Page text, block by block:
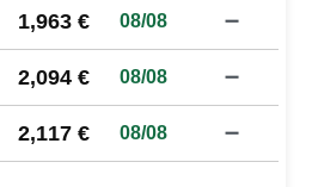
1,963 € 08/08 ➖
2,094 € 08/08 ➖
2,117 € 08/08 ➖